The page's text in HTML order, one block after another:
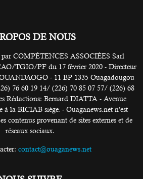
DE NOUS
par COMPÉTENCES ASSOCIÉES Sarl
TGIO/PF du 17 février 2020 - Directeur
- 11 BP 1335 Ouagadougou
76 60 19 14/ (226) 70 85 07 57/ (226) 68
Rédactions: Bernard DIATTA - Avenue
la BICIAB siège. - Ouaganews.net n’est
contenus provenant de sites externes et de
réseaux sociaux.
contact@ouaganews.net